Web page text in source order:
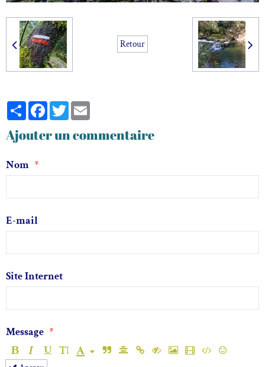
Retour
PartagerFacebook
Twitter
Ajouter un commentaire
Nom
E-mail
Site Internet
Message